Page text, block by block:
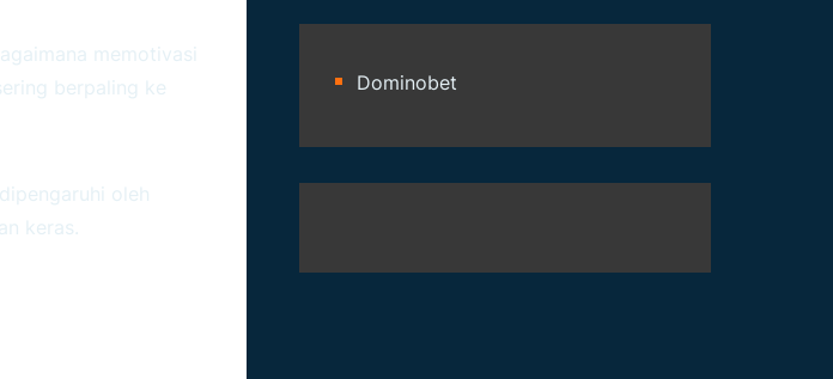
memotivasi
berpaling ke
oleh
keras.
Dominobet